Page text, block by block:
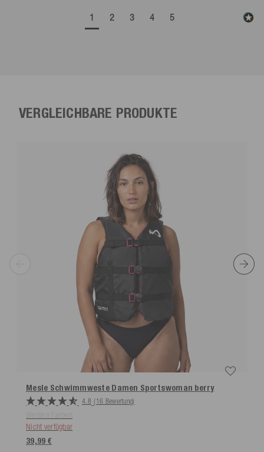
1 2 3 4 5
VERGLEICHBARE PRODUKTE
Mesle Schwimmweste Damen Sportswoman berry
4.8 (16 Bewertung)
Nicht verfügbar
39,99 €